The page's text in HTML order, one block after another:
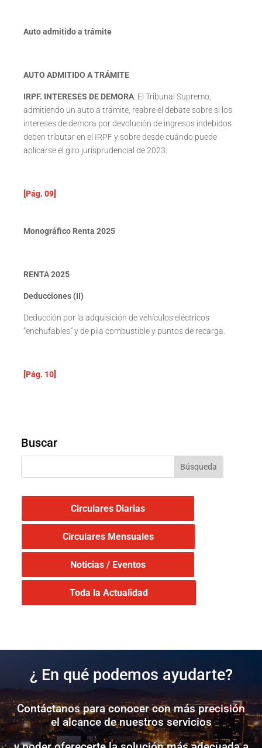
Auto admitido a trámite
AUTO ADMITIDO A TRÁMITE
IRPF. INTERESES DE DEMORA. El Tribunal Supremo,
admitiendo un auto a trámite, reabre el debate sobre si los
intereses de demora por devolución de ingresos indebidos
deben tributar en el IRPF y sobre desde cuándo puede
aplicarse el giro jurisprudencial de 2023.
[Pág. 09]
Monográfico Renta 2025
RENTA 2025
Deducciones (II)
Deducción por la adquisición de vehículos eléctricos
“enchufables” y de pila combustible y puntos de recarga.
[Pág. 10]
Buscar
Circulares Diarias
Circulares Mensuales
Noticias / Eventos
Toda la Actualidad
¿ En qué podemos ayudarte?
Contáctanos para conocer con más precisión
el alcance de nuestros servicios